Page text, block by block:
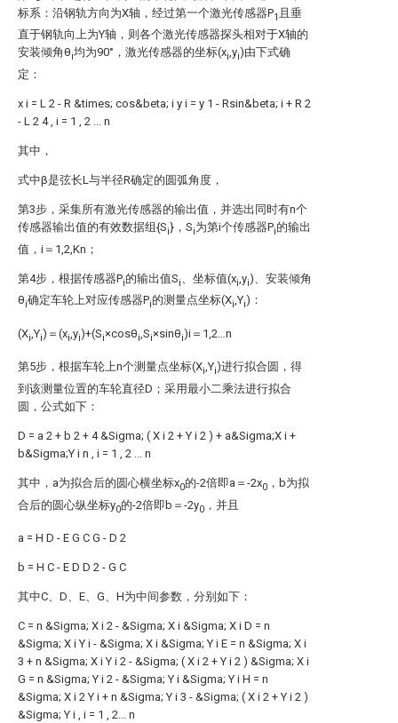
标系：沿钢轨方向为X轴，经过第一个激光传感器P1 且垂
直于钢轨向上为Y轴，则各个激光传感器探头相对于X轴的
安装倾角θi均为90°，激光传感器的坐标(xi,yi)由下式确
定：
x i = L 2 - R &times; cos&beta; i y i = y 1 - Rsin&beta; i + R 2
- L 2 4 i = 1 2 n
其中，
式中β是弦长L与半径R确定的圆弧角度，
第3步，采集所有激光传感器的输出值，并选出同时有n个
传感器输出值的有效数据组{Si}，Si为第i个传感器Pi的输出
值，i＝1,2,Kn；
第4步，根据传感器Pi的输出值Si 、坐标值(xi ,yi)、安装倾角
θi确定车轮上对应传感器Pi的测量点坐标(Xi,Yi)：
(Xi ,Yi)＝(xi ,yi)+(Si×cosθi ,Si×sinθi)i＝1,2…n
第5步，根据车轮上n个测量点坐标(Xi,Yi)进行拟合圆，得
到该测量位置的车轮直径D；采用最小二乘法进行拟合
圆，公式如下：
D = a 2 + b 2 + 4 &Sigma; ( X i 2 + Y i 2 ) + a&Sigma;X i +
b&Sigma;Y i n i = 1 2 n
其中，a为拟合后的圆心横坐标x0的-2倍即a＝-2x0 ，b为拟
合后的圆心纵坐标y0的-2倍即b＝-2y0 ，并且
a = H D - E G C G - D 2
b = H C - E D D 2 - G C
其中C、D、E、G、H为中间参数，分别如下：
C = n &Sigma; X i 2 - &Sigma; X i &Sigma; X i D = n
&Sigma; X i Y i - &Sigma; X i &Sigma; Y i E = n &Sigma; X i
3 + n &Sigma; X i Y i 2 - &Sigma; ( X i 2 + Y i 2 ) &Sigma; X i
G = n &Sigma; Y i 2 - &Sigma; Y i &Sigma; Y i H = n
&Sigma; X i 2 Y i + n &Sigma; Y i 3 - &Sigma; ( X i 2 + Y i 2 )
&Sigma; Y i , i = 1 , 2... n